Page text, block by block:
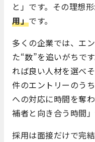
と」です。その理想
用」です。
多くの企業では、エ
た“数”を追いがちで
れば良い人材を選べ
件のエントリーのう
への対応に時間を奪
補者と向き合う時間
採用は面接だけで完